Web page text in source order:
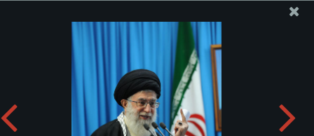
پایگاه اطلاع رسانی دفتر مقام معظم رهبری
ارسال نامه
وجوهات
اقامه نماز جمعه به امامت رهبر معظم انقلاب اسلامی
zip